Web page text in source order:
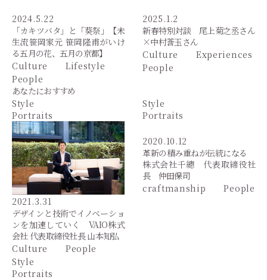
2024.5.22
「カキツバタ」と「葵祭」【未
生流笹岡家元 笹岡隆甫がいけ
る五月の花、五月の京都】
Culture
Lifestyle
People
2025.1.2
新春特別対談 尾上菊之丞さん
×中村莟玉さん
Culture
Experiences
People
あなたにおすすめ
Style
Portraits
2021.3.31
デザインと技術でイノベーショ
ンを加速していく VAIO株式
会社 代表取締役社長 山本知弘
Culture
People
Style
Portraits
2020.10.12
革新の積み重ねが伝統になる
株式会社千總 代表取締役社
長 仲田保司
craftmanship
People
Style
Portraits